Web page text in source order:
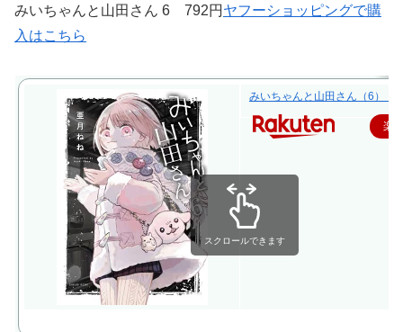
みいちゃんと山田さん 6 792円 ヤフーショッピングで購
入はこちら
みいちゃんと山田さん（6） （
楽
スクロールできます